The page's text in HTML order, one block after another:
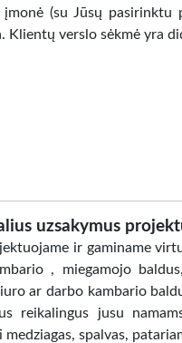
(su Jūsų
verslo sėkmė yra
uzsakymus
ir gaminame
, miegamojo
ar darbo kambario
reikalingus jusu
spalvas,